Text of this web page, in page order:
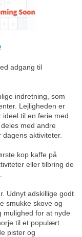
adgang til
indretning, som
Lejligheden er
til en ferie med
med andre
aktiviteter.
kop kaffe på
eller tilbring de
Udnyt adskillige godt
smukke skove og
mulighed for at nyde
til et populært
pister og